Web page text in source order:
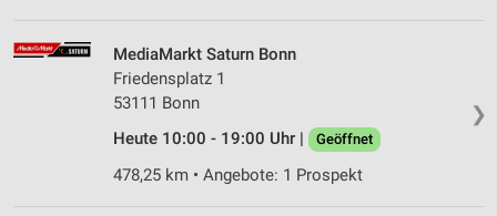
❯
MediaMarkt Saturn Bonn
Friedensplatz 1
53111 Bonn
Heute 10:00 - 19:00 Uhr |
Geöffnet
478,25 km • Angebote: 1 Prospekt